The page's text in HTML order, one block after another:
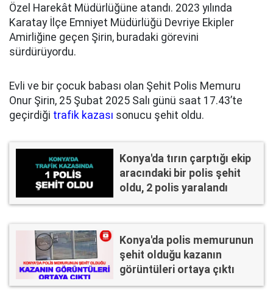
Özel Harekât Müdürlüğüne atandı. 2023 yılında
Karatay İlçe Emniyet Müdürlüğü Devriye Ekipler
Amirliğine geçen Şirin, buradaki görevini
sürdürüyordu.
Evli ve bir çocuk babası olan Şehit Polis Memuru
Onur Şirin, 25 Şubat 2025 Salı günü saat 17.43’te
geçirdiği trafik kazası sonucu şehit oldu.
Konya'da tırın çarptığı ekip
aracındaki bir polis şehit
oldu, 2 polis yaralandı
Konya'da polis memurunun
şehit olduğu kazanın
görüntüleri ortaya çıktı